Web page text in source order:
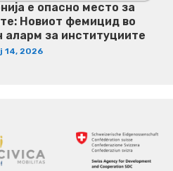
е опасно место за
Новиот фемицид во
аларм за институциите
14, 2026